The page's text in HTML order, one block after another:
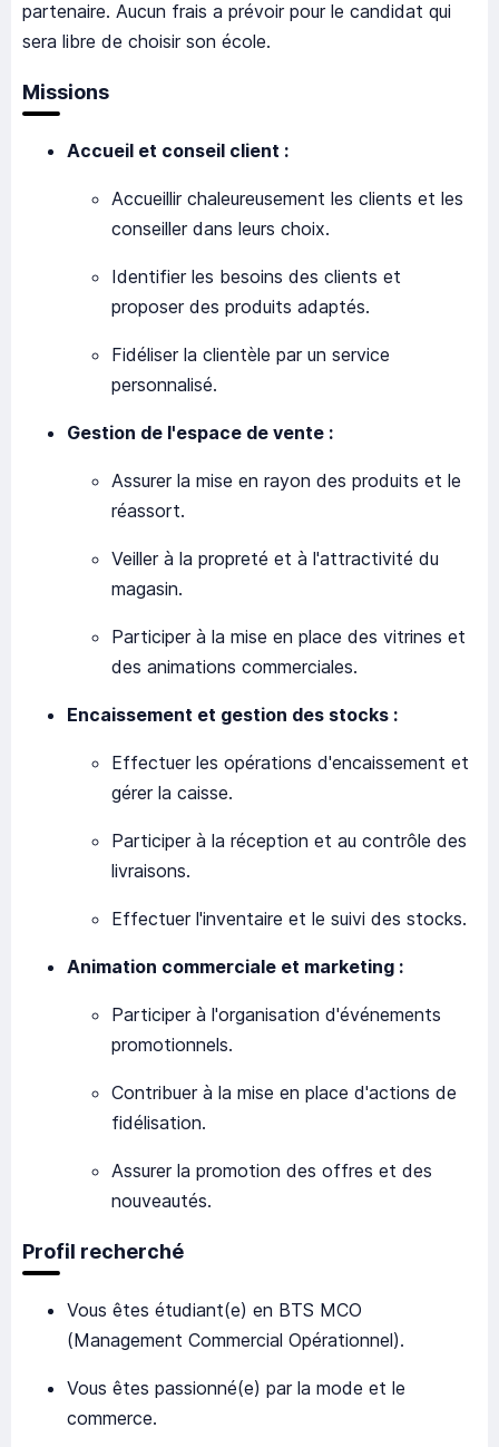
partenaire. Aucun frais a prévoir pour le candidat qui
sera libre de choisir son école.
Missions
Accueil et conseil client :
Accueillir chaleureusement les clients et les
conseiller dans leurs choix.
Identifier les besoins des clients et
proposer des produits adaptés.
Fidéliser la clientèle par un service
personnalisé.
Gestion de l'espace de vente :
Assurer la mise en rayon des produits et le
réassort.
Veiller à la propreté et à l'attractivité du
magasin.
Participer à la mise en place des vitrines et
des animations commerciales.
Encaissement et gestion des stocks :
Effectuer les opérations d'encaissement et
gérer la caisse.
Participer à la réception et au contrôle des
livraisons.
Effectuer l'inventaire et le suivi des stocks.
Animation commerciale et marketing :
Participer à l'organisation d'événements
promotionnels.
Contribuer à la mise en place d'actions de
fidélisation.
Assurer la promotion des offres et des
nouveautés.
Profil recherché
Vous êtes étudiant(e) en BTS MCO
(Management Commercial Opérationnel).
Vous êtes passionné(e) par la mode et le
commerce.